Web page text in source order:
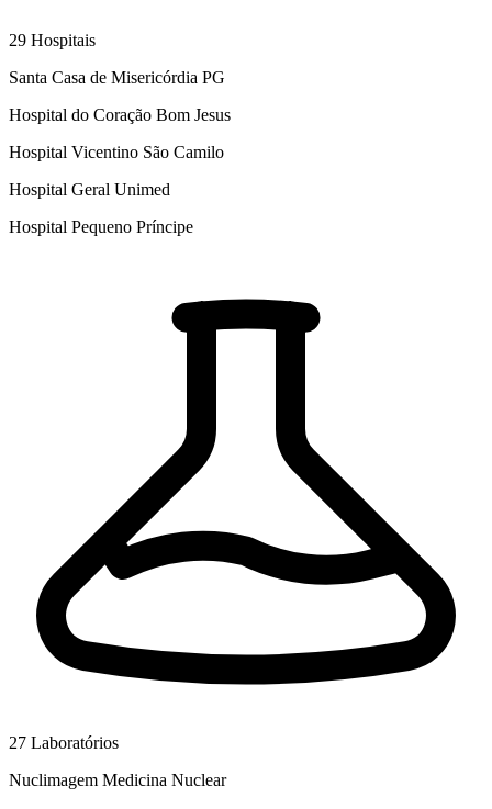
29 Hospitais
Santa Casa de Misericórdia PG
Hospital do Coração Bom Jesus
Hospital Vicentino São Camilo
Hospital Geral Unimed
Hospital Pequeno Príncipe
27 Laboratórios
Nuclimagem Medicina Nuclear